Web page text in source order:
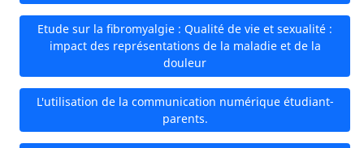
Etude sur la fibromyalgie : Qualité de vie et sexualité :
impact des représentations de la maladie et de la
douleur
L'utilisation de la communication numérique étudiant-
parents.